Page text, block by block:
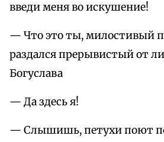
введи меня во искушение!
— Что это ты, милостивый
раздался прерывистый от
Богуслава
— Да здесь я!
— Слышишь, петухи поют